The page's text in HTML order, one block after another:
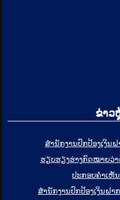
ຂ່າວ
ສໍານັກງານປົກປ້ອງເງິນ
ຮຽບຮຽງຮ່າງກົດໝາຍວ່
ປະກອບຄຳເຫັ
ສຳນັກງານປົກປ້ອງເງິນຝ